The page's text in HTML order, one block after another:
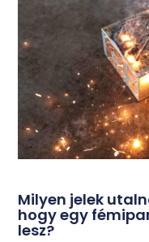
Milyen jelek
hogy egy
lesz?